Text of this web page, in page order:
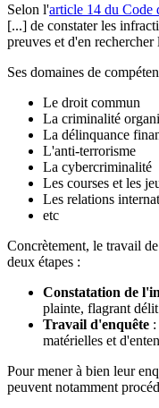
Selon l'article 14 du Code
[...] de constater les
preuves et d'en rechercher
Ses domaines de
Le droit commun
La criminalité
La délinquance
L'anti-terrorisme
La cybercriminalité
Les courses et les
Les relations
etc
Concrètement, le travail
deux étapes :
Constatation de
plainte, flagrant
Travail d'enquête
matérielles et
Pour mener à bien leur
peuvent notamment